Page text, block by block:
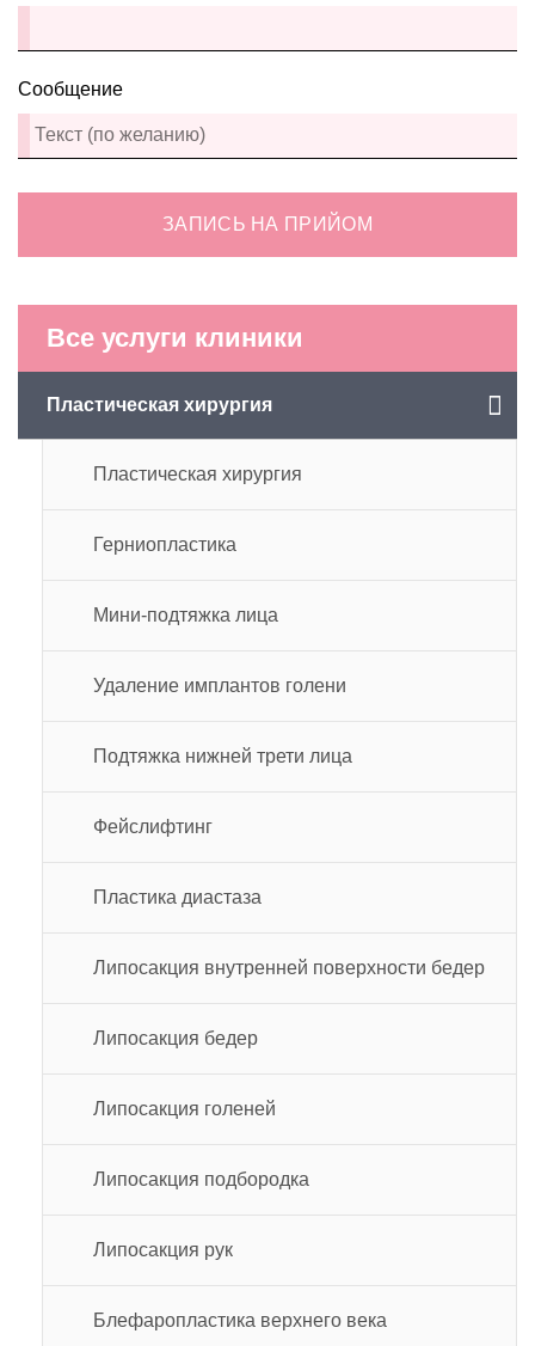
Все услуги клиники
Пластическая хирургия
Пластическая хирургия
Герниопластика
Мини-подтяжка лица
Удаление имплантов голени
Подтяжка нижней трети лица
Фейслифтинг
Пластика диастаза
Липосакция внутренней поверхности бедер
Липосакция бедер
Липосакция голеней
Липосакция подбородка
Липосакция рук
Блефаропластика верхнего века
Сообщение
ЗАПИСЬ НА ПРИЙОМ